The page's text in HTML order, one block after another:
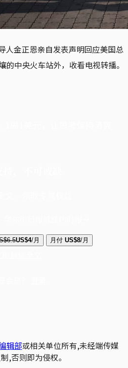
人金正恩亲自发表声明回应美国总
的中央火车站外，收看电视转播。
US$4/月 月付 US$8/月
辑部或相关单位所有,未经端传媒
,否则即为侵权。